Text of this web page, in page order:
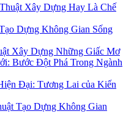
Xây Dựng Hay Là Chế
Dựng Không Gian Sống
Xây Dựng Những Giấc Mơ
Bước Đột Phá Trong Ngành
Đại: Tương Lai của Kiến
Tạo Dựng Không Gian